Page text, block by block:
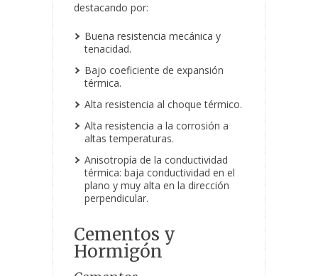
destacando por:
Buena resistencia mecánica y
tenacidad.
Bajo coeficiente de expansión
térmica.
Alta resistencia al choque térmico.
Alta resistencia a la corrosión a
altas temperaturas.
Anisotropía de la conductividad
térmica: baja conductividad en el
plano y muy alta en la dirección
perpendicular.
Cementos y
Hormigón